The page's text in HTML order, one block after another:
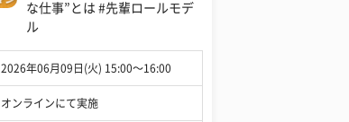
な仕事”とは #先輩ロールモデ
ル
2026年06月09日(火) 15:00〜16:00
オンラインにて実施